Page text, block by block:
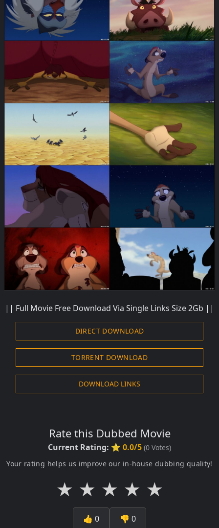
|| Full Movie Free Download Via Single Links Size 2Gb ||
DIRECT DOWNLOAD
TORRENT DOWNLOAD
DOWNLOAD LINKS
Rate this Dubbed Movie
Current Rating: ⭐ 0.0/5 (0 Votes)
Your rating helps us improve our in-house dubbing quality!
★ ★ ★ ★ ★
👍 0 👎 0